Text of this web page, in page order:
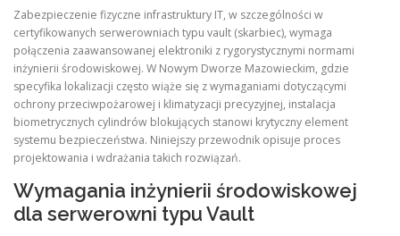
Zabezpieczenie fizyczne infrastruktury IT, w szczególności w
certyfikowanych serwerowniach typu vault (skarbiec), wymaga
połączenia zaawansowanej elektroniki z rygorystycznymi normami
inżynierii środowiskowej. W Nowym Dworze Mazowieckim, gdzie
specyfika lokalizacji często wiąże się z wymaganiami dotyczącymi
ochrony przeciwpożarowej i klimatyzacji precyzyjnej, instalacja
biometrycznych cylindrów blokujących stanowi krytyczny element
systemu bezpieczeństwa. Niniejszy przewodnik opisuje proces
projektowania i wdrażania takich rozwiązań.
Wymagania inżynierii środowiskowej
dla serwerowni typu Vault